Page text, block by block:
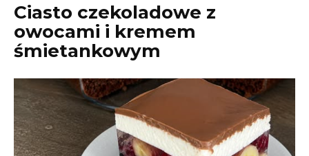
Ciasto czekoladowe z
owocami i kremem
śmietankowym